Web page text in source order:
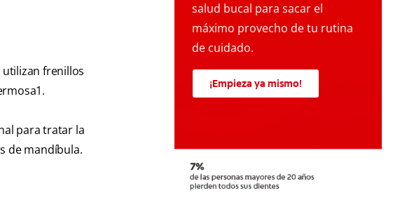
frenillos
para tratar la
de mandíbula.
salud bucal para sacar el
máximo provecho de tu rutina
de cuidado.
¡Empieza ya mismo!